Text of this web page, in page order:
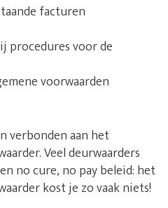
facturen
procedures voor de
voorwaarden
verbonden aan het
Veel deurwaarders
no cure, no pay beleid: het
kost je zo vaak niets!